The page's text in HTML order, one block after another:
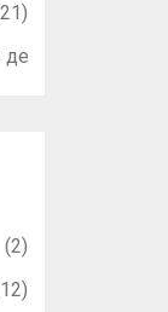
садике
(2)